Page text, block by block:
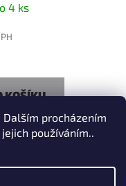
Dalším procházením
používáním..
4 ks
KOŠÍKU